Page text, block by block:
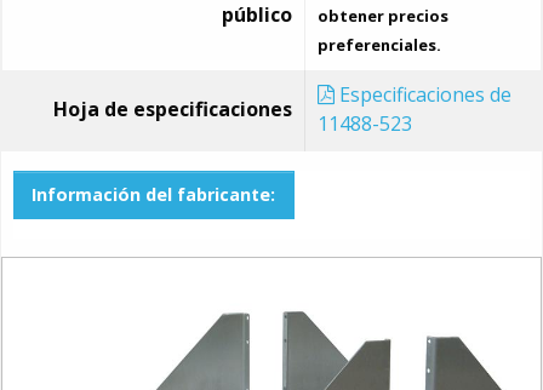
público
obtener precios
preferenciales.
Hoja de especificaciones
Especificaciones de
11488-523
Información del fabricante: